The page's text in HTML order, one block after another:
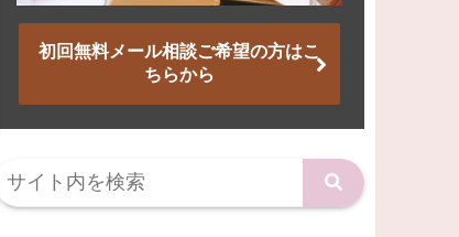
初回無料メール相談ご希望の方はこ
ちらから